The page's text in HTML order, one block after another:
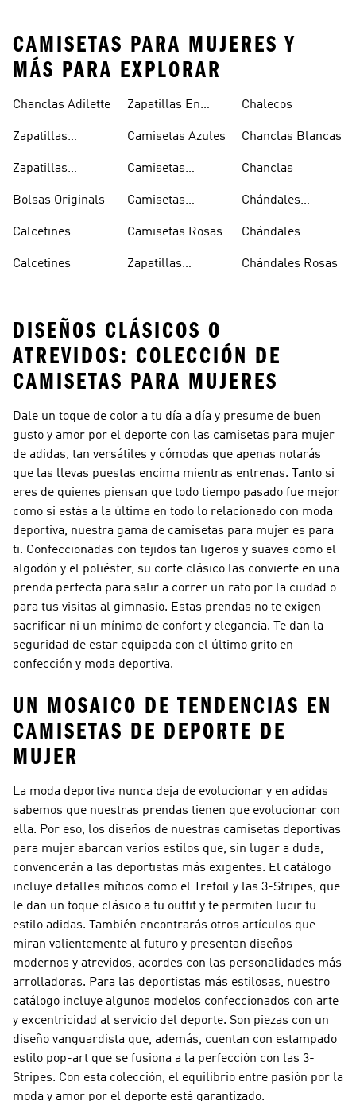
CAMISETAS PARA MUJERES Y
MÁS PARA EXPLORAR
Chanclas Adilette
Zapatillas
Zapatillas
Blancas
Bolsas Originals
Calcetines
Blancos
Calcetines
Zapatillas En
Camisetas Azules
Camisetas
Camisetas
Camisetas Rosas
Zapatillas
Chalecos
Chanclas Blancas
Chanclas
Chándales
Chándales
Chándales Rosas
DISEÑOS CLÁSICOS O
ATREVIDOS: COLECCIÓN DE
CAMISETAS PARA MUJERES
Dale un toque de color a tu día a día y presume de buen
gusto y amor por el deporte con las camisetas para mujer
de adidas, tan versátiles y cómodas que apenas notarás
que las llevas puestas encima mientras entrenas. Tanto si
eres de quienes piensan que todo tiempo pasado fue mejor
como si estás a la última en todo lo relacionado con moda
deportiva, nuestra gama de camisetas para mujer es para
ti. Confeccionadas con tejidos tan ligeros y suaves como el
algodón y el poliéster, su corte clásico las convierte en una
prenda perfecta para salir a correr un rato por la ciudad o
para tus visitas al gimnasio. Estas prendas no te exigen
sacrificar ni un mínimo de confort y elegancia. Te dan la
seguridad de estar equipada con el último grito en
confección y moda deportiva.
UN MOSAICO DE TENDENCIAS EN
CAMISETAS DE DEPORTE DE
MUJER
La moda deportiva nunca deja de evolucionar y en adidas
sabemos que nuestras prendas tienen que evolucionar con
ella. Por eso, los diseños de nuestras camisetas deportivas
para mujer abarcan varios estilos que, sin lugar a duda,
convencerán a las deportistas más exigentes. El catálogo
incluye detalles míticos como el Trefoil y las 3-Stripes, que
le dan un toque clásico a tu outfit y te permiten lucir tu
estilo adidas. También encontrarás otros artículos que
miran valientemente al futuro y presentan diseños
modernos y atrevidos, acordes con las personalidades más
arrolladoras. Para las deportistas más estilosas, nuestro
catálogo incluye algunos modelos confeccionados con arte
y excentricidad al servicio del deporte. Son piezas con un
diseño vanguardista que, además, cuentan con estampado
estilo pop-art que se fusiona a la perfección con las 3-
Stripes. Con esta colección, el equilibrio entre pasión por la
moda y amor por el deporte está garantizado.